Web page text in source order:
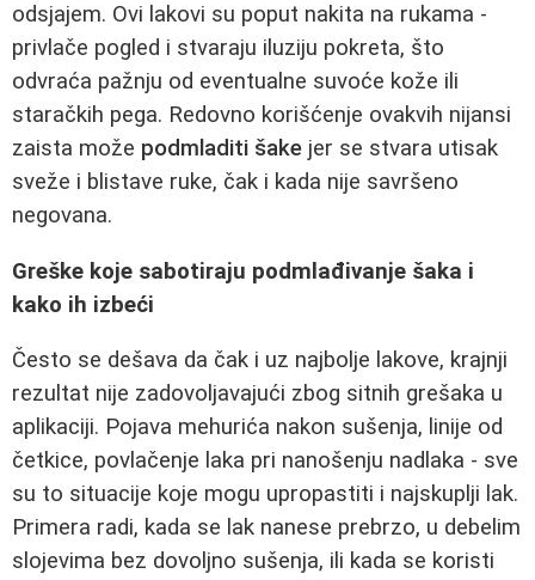
odsjajem. Ovi lakovi su poput nakita na rukama -
privlače pogled i stvaraju iluziju pokreta, što
odvraća pažnju od eventualne suvoće kože ili
staračkih pega. Redovno korišćenje ovakvih nijansi
zaista može podmladiti šake jer se stvara utisak
sveže i blistave ruke, čak i kada nije savršeno
negovana.
Greške koje sabotiraju podmlađivanje šaka i
kako ih izbeći
Često se dešava da čak i uz najbolje lakove, krajnji
rezultat nije zadovoljavajući zbog sitnih grešaka u
aplikaciji. Pojava mehurića nakon sušenja, linije od
četkice, povlačenje laka pri nanošenju nadlaka - sve
su to situacije koje mogu upropastiti i najskuplji lak.
Primera radi, kada se lak nanese prebrzo, u debelim
slojevima bez dovoljno sušenja, ili kada se koristi